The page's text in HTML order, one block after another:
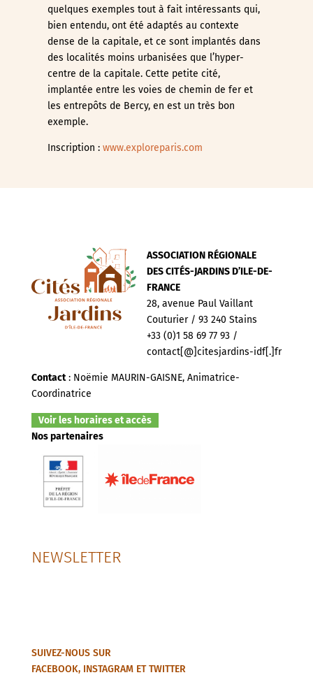
quelques exemples tout à fait intéressants qui,
bien entendu, ont été adaptés au contexte
dense de la capitale, et ce sont implantés dans
des localités moins urbanisées que l’hyper-
centre de la capitale. Cette petite cité,
implantée entre les voies de chemin de fer et
les entrepôts de Bercy, en est un très bon
exemple.
Inscription :www.exploreparis.com
ASSOCIATION RÉGIONALE
DES CITÉS-JARDINS D’ILE-DE-
FRANCE
28, avenue Paul Vaillant
Couturier / 93 240 Stains
+33 (0)1 58 69 77 93 /
contact[@]citesjardins-idf[.]fr
Contact: Noëmie MAURIN-GAISNE, Animatrice-
Coordinatrice
Voir les horaires et accès
Nos partenaires
NEWSLETTER
SUIVEZ-NOUS SUR
FACEBOOK, INSTAGRAMETTWITTER